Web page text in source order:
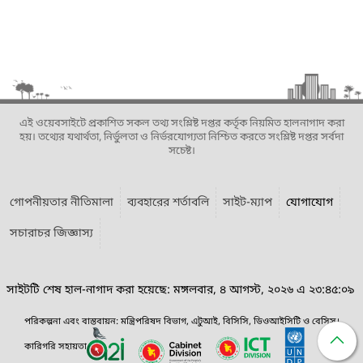
এই ওয়েবসাইটে প্রকাশিত সকল তথ্য সংশ্লিষ্ট দপ্তর কর্তৃক নিয়মিত হালনাগাদ করা
হয়। তথ্যের যথার্থতা, নির্ভুলতা ও নির্ভরযোগ্যতা নিশ্চিত করতে সংশ্লিষ্ট দপ্তর সর্বদা
সচেষ্ট।
গোপনীয়তার নীতিমালা ব্যবহারের শর্তাবলি সাইট-ম্যাপ
যোগাযোগ
সচারাচর জিজ্ঞাস্য
সাইটটি শেষ হাল-নাগাদ করা হয়েছে: মঙ্গলবার, ৪ আগস্ট, ২০২৬ এ ২৩:৪৫:০৯
পরিকল্পনা এবং বাস্তবায়ন: মন্ত্রিপরিষদ বিভাগ, এটুআই, বিসিসি, ডিওআইসিটি ও বেসিস।
কারিগরি সহায়তা